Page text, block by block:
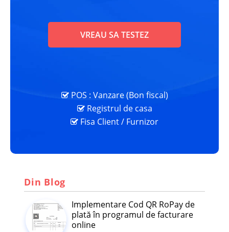
VREAU SA TESTEZ
POS : Vanzare (Bon fiscal)
Registrul de casa
Fisa Client / Furnizor
Din Blog
Implementare Cod QR RoPay de
plată în programul de facturare
online